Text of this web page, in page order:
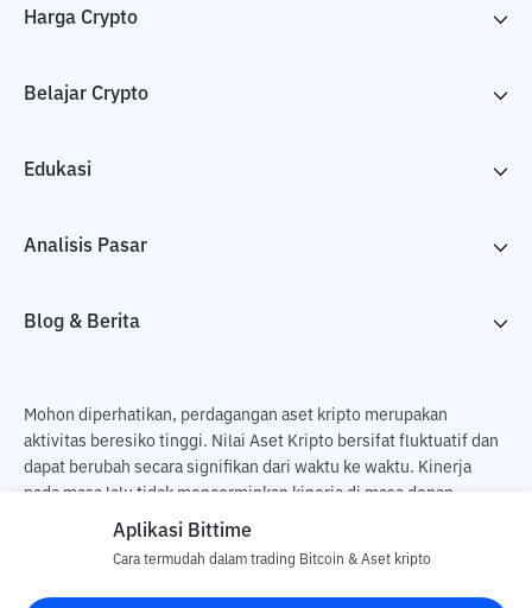
Harga Crypto
Belajar Crypto
Edukasi
Analisis Pasar
Blog & Berita
Mohon diperhatikan, perdagangan aset kripto merupakan
aktivitas beresiko tinggi. Nilai Aset Kripto bersifat fluktuatif dan
dapat berubah secara signifikan dari waktu ke waktu. Kinerja
pada masa lalu tidak mencerminkan kinerja di masa depan.
Terdapat risiko kehilangan sebagai dampak dari membeli dan
pengguna. PT Utama Aset Digital Indonesia (Bittime) tidak
bertanggung jawab atas perubahan fluktuasi dari nilai tukar Aset
Aplikasi Bittime
Cara termudah dalam trading Bitcoin & Aset kripto